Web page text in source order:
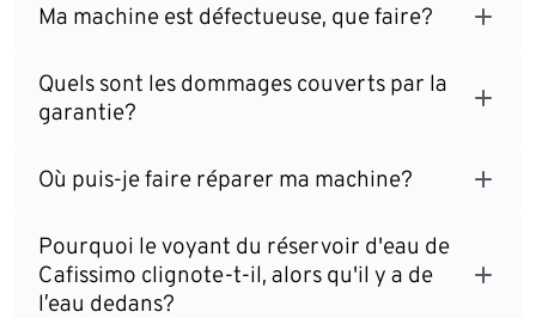
Ma machine est défectueuse, que faire?
Quels sont les dommages couverts par la
garantie?
Où puis-je faire réparer ma machine?
Pourquoi le voyant du réservoir d'eau de
Cafissimo clignote-t-il, alors qu'il y a de
l’eau dedans?